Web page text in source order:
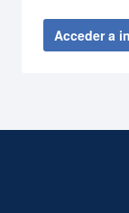
Acceder a